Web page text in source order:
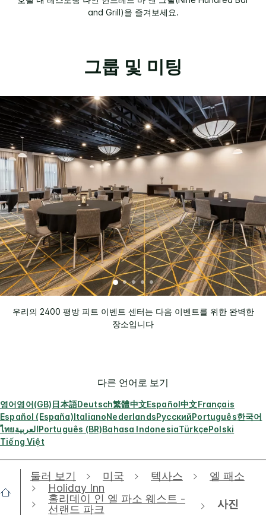
and Grill)을 즐겨보세요.
그룹 및 미팅
우리의 2400 평방 피트 이벤트 센터는 다음 이벤트를 위한 완벽한
장소입니다
다른 언어로 보기
영어영어(GB)日本語Deutsch繁體中文Español中文Français
Español (España)ItalianoNederlandsРусскийPortuguês한국어
ไทยالعربيةPortuguês (BR)Bahasa IndonesiaTürkçePolski
Tiếng Việt
둘러 보기 미국 텍사스
엘 패소
Holiday Inn
홀리데이 인 엘 파소 웨스트 -
선랜드 파크
사진